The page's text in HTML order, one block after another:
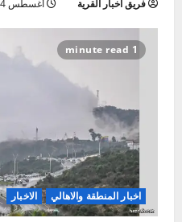
فريق اخبار القرية أغسطس 24, 2024
1 minute read
اخبار المنطقة والاهالي الاخبار